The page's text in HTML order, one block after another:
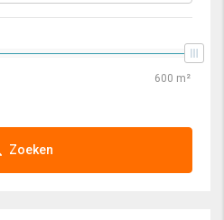
Zoeken